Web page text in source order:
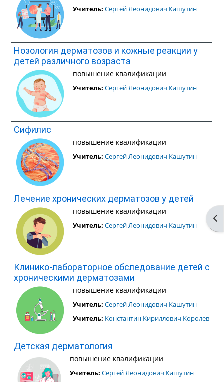
Учитель: Сергей Леонидович Кашутин
Нозология дерматозов и кожные реакции у
детей различного возраста
повышение квалификации
Учитель: Сергей Леонидович Кашутин
Сифилис
повышение квалификации
Учитель: Сергей Леонидович Кашутин
Лечение хронических дерматозов у детей
повышение квалификации
Учитель: Сергей Леонидович Кашутин
Клинико-лабораторное обследование детей с
хроническими дерматозами
повышение квалификации
Учитель: Сергей Леонидович Кашутин
Учитель: Константин Кириллович Королев
Детская дерматология
повышение квалификации
Учитель: Сергей Леонидович Кашутин